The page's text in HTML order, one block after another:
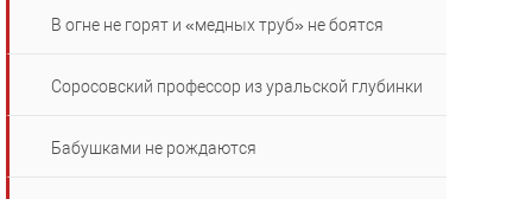
В огне не горят и «медных труб» не боятся
Соросовский профессор из уральской глубинки
Бабушками не рождаются